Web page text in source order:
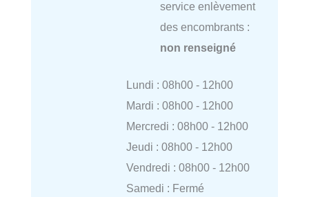
service enlèvement
des encombrants :
non renseigné
Lundi : 08h00 - 12h00
Mardi : 08h00 - 12h00
Mercredi : 08h00 - 12h00
Jeudi : 08h00 - 12h00
Vendredi : 08h00 - 12h00
Samedi : Fermé